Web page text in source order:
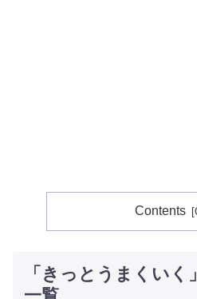
Contents
「きっとうまくい